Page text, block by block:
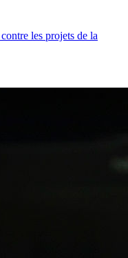
les projets de la